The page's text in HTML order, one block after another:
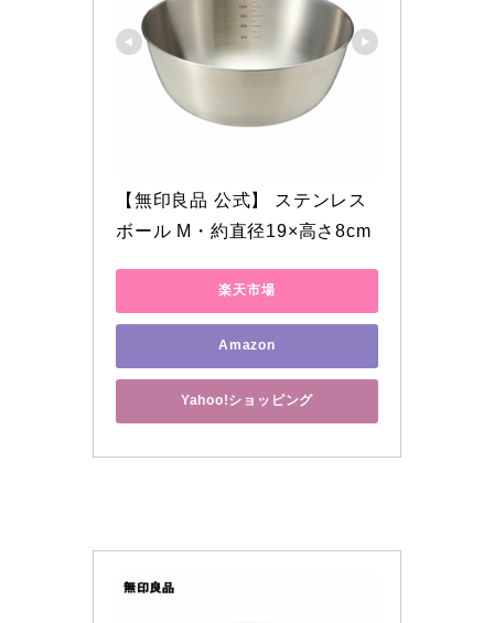
【無印良品 公式】 ステンレス
ボール M・約直径19×高さ8cm
楽天市場
Amazon
Yahoo!ショッピング